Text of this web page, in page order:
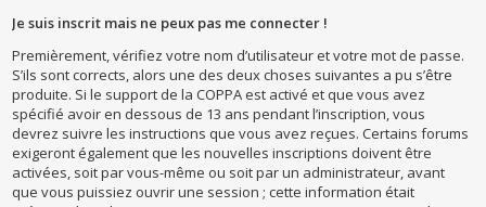
Je suis inscrit mais ne peux pas me connecter !
Premièrement, vérifiez votre nom d’utilisateur et votre mot de passe.
S’ils sont corrects, alors une des deux choses suivantes a pu s’être
produite. Si le support de la COPPA est activé et que vous avez
spécifié avoir en dessous de 13 ans pendant l’inscription, vous
devrez suivre les instructions que vous avez reçues. Certains forums
exigeront également que les nouvelles inscriptions doivent être
activées, soit par vous-même ou soit par un administrateur, avant
que vous puissiez ouvrir une session ; cette information était